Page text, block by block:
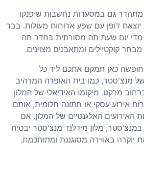
מתהדר גם במסעדות נחשבות שיפנקו
יוצאת דופן עם שפע ארוחות מעולות. בבר
מדי יום שעת תה מסורתית בחדר תה
מבחר קוקטיילים ומתאבנים מצוינים.
חופשה כאן תמקם אתכם ליד כל
מנצ'סטר, כמו בית האופרה המרהיב
מרקט. מיקומו האידיאלי של המלון
אירוע עסקי או חתונה חלומית, אותם
ב-14 אולמות האירועים האלגנטיים של המלון. אם
מלון מידלנד מנצ'סטר יבטיח
יוקרה באווירה מסוגננת ומתוחכמת.